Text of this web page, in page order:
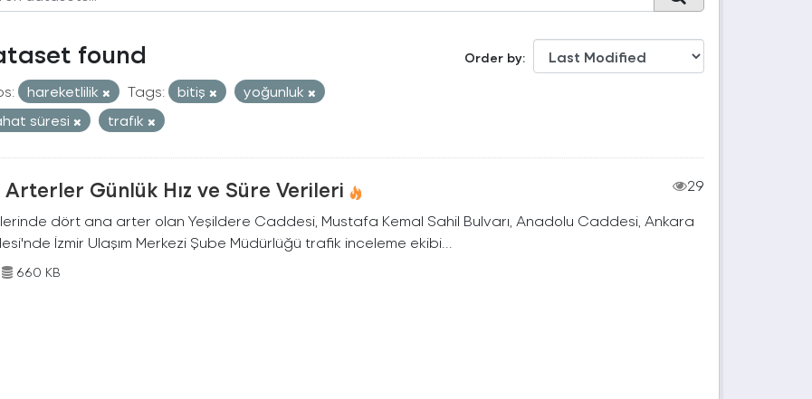
Order by
found
hareketlilik Tags: bitiş
yoğunluk
süresi
trafık
Günlük Hız ve Süre Verileri
29
dört ana arter olan Yeşildere Caddesi, Mustafa Kemal Sahil Bulvarı, Anadolu Caddesi, Ankara
İzmir Ulaşım Merkezi Şube Müdürlüğü trafik inceleme ekibi...
660 KB